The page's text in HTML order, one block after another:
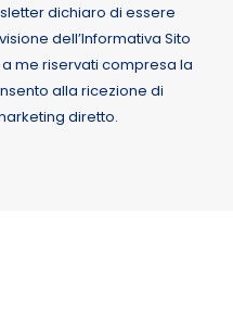
dichiaro di essere
dell’Informativa Sito
me riservati compresa la
alla ricezione di
diretto.